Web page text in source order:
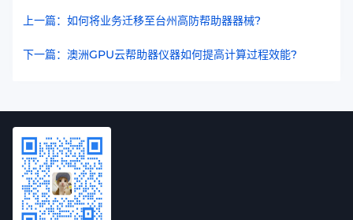
上一篇：如何将业务迁移至台州高防帮助器器械?
下一篇：澳洲GPU云帮助器仪器如何提高计算过程效能?